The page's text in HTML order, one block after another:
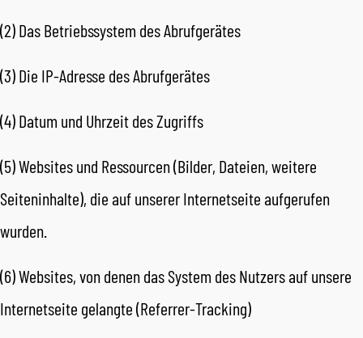
(2) Das Betriebssystem des Abrufgerätes
(3) Die IP-Adresse des Abrufgerätes
(4) Datum und Uhrzeit des Zugriffs
(5) Websites und Ressourcen (Bilder, Dateien, weitere
Seiteninhalte), die auf unserer Internetseite aufgerufen
wurden.
(6) Websites, von denen das System des Nutzers auf unsere
Internetseite gelangte (Referrer-Tracking)